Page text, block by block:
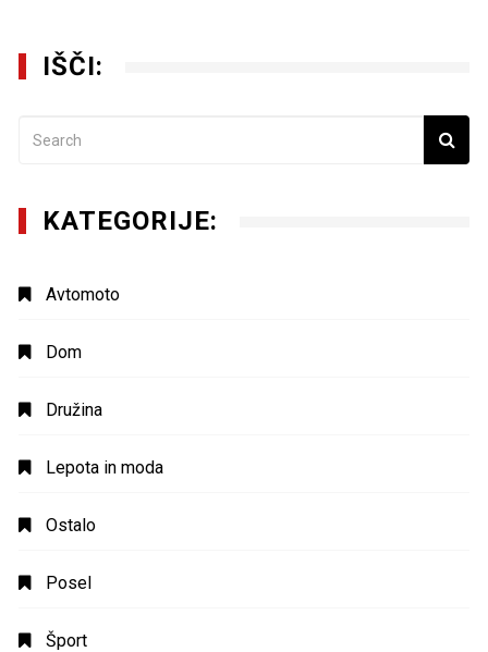
IŠČI:
KATEGORIJE:
Avtomoto
Dom
Družina
Lepota in moda
Ostalo
Posel
Šport